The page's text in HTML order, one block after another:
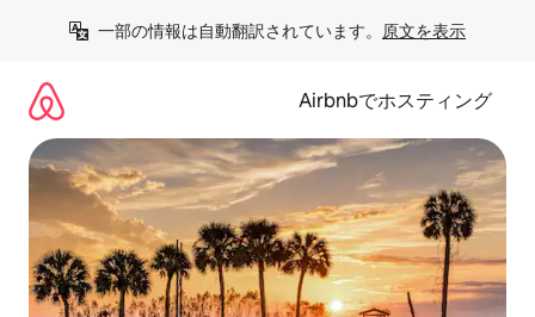
一部の情報は自動翻訳されています。 原文を表示
Airbnbでホスティング